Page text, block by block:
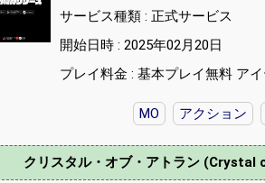
サービス種類 : 正式サービス
開始日時 : 2025年02月20日
プレイ料金 : 基本プレイ無料 ア
MO アクション
クリスタル・オブ・アトラン (Crystal